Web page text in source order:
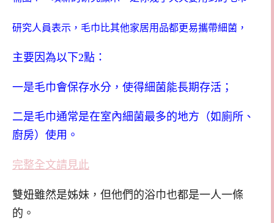
研究人員表示，毛巾比其他家居用品都更易攜帶細菌，
主要因為以下2點：
一是毛巾會保存水分，使得細菌能長期存活；
二是毛巾通常是在室內細菌最多的地方（如廁所、
廚房）使用。
完整全文請見此
雙妞雖然是姊妹，但他們的浴巾也都是一人一條
的。